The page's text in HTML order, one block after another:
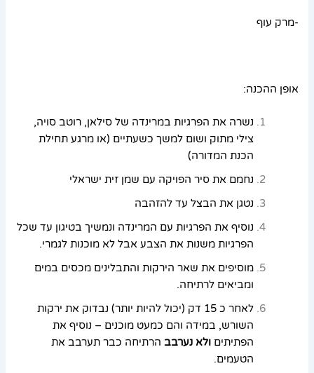
-מרק עוף
אופן ההכנה:
נשרה את הפרגיות במרינדה של סילאן, רוטב סויה,
צילי מתוק ושום למשך כשעתיים (או מרגע תחילת
הכנת המדורה)
נחמם את סיר הפויקה עם שמן זית ישראלי
נטגן את הבצל עד להזהבה
נוסיף את הפרגיות עם המרינדה ונמשיך בטיגון עד שכל
הפרגיות משנות את הצבע אבל לא מוכנות לגמרי.
מוסיפים את שאר הירקות והתבלינים מכסים במים
ומביאים לרתיחה.
לאחר כ 15 דק (יכול להיות יותר) נבדוק את ירקות
השורש, במידה והם כמעט מוכנים – נוסיף את
הפתיתיםולא נערבב הרתיחה כבר תערבב את
הטעמים.